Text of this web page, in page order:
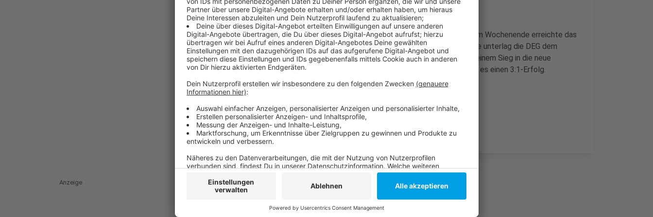
Die DEG ist dagegen gerade erst in die Vorbereitung gestartet. Am Wochenende erreichte das
Team bei einem Turnier am Bodensee den zweiten Platz. Im Finale unterlag die DEG dem
Ligakonkurrenten Schwenningen mit 1:2. Und die Borussia ist mit einem Sieg in die neue
Tischtennis-Bundesliga-Saison gestartet. Gegen Mühlhausen gab es einen 3:1-Erfolg.
Anzeige
Anzeige